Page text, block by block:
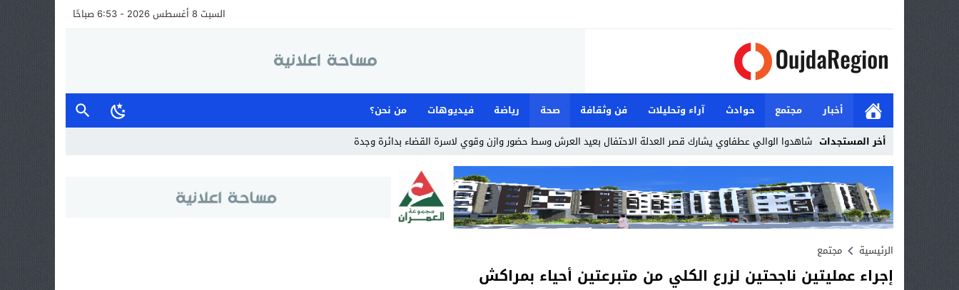
السبت 8 أغسطس 2026 - 6:53 صباحًا
أخبار مجتمع حوادث آراء وتحليلات فن وثقافة صحة رياضة فيديوهات
من نحن؟
أخر المستجدات شاهدوا الوالي عطفاوي يشارك قصر العدلة الاحتفال بعيد العرش وسط حضور وازن وقوي لاسرة القضاء بدائرة وجدة
Stop
Previous
Next
الرئيسية
مجتمع
إجراء عمليتين ناجحتين لزرع الكلي من متبرعتين أحياء بمراكش